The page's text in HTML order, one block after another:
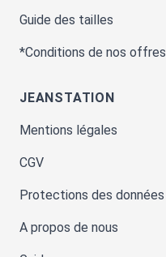
Guide des tailles
*Conditions de nos offres
JEANSTATION
Mentions légales
CGV
Protections des données
A propos de nous